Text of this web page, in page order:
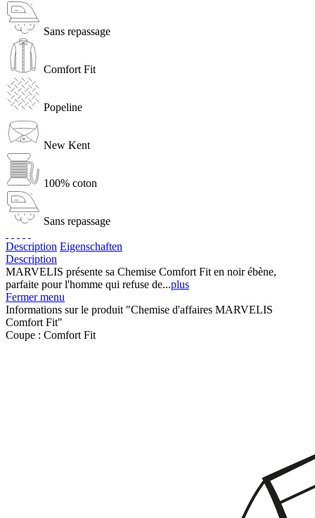
Sans repassage
Comfort Fit
Popeline
New Kent
100% coton
Sans repassage
Description Eigenschaften
Description
MARVELIS présente sa Chemise Comfort Fit en noir ébène,
parfaite pour l'homme qui refuse de...plus
Fermer menu
Informations sur le produit "Chemise d'affaires MARVELIS
Comfort Fit"
Coupe : Comfort Fit